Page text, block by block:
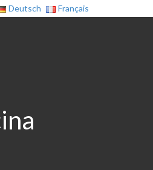
Deutsch Français